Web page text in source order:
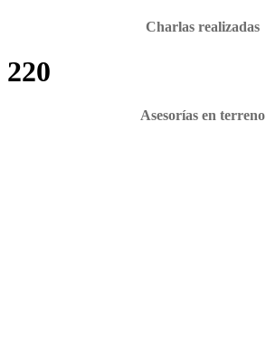
Charlas realizadas
220
Asesorías en terreno